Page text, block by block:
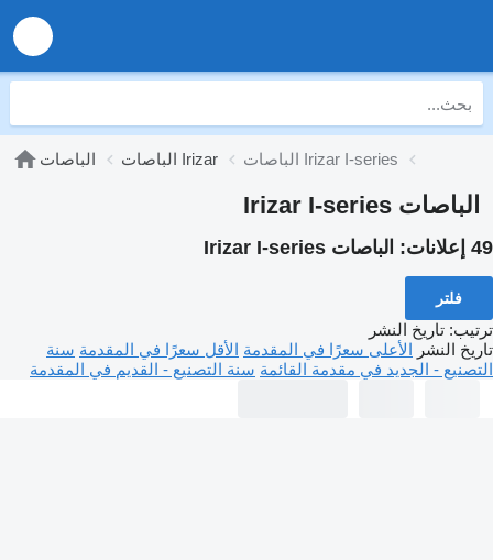
الباصات الباصات Irizar الباصات Irizar I-series
الباصات Irizar I-series
49 إعلانات: الباصات Irizar I-series
فلتر
ترتيب: تاريخ النشر
تاريخ النشر الأعلى سعرًا في المقدمة الأقل سعرًا في المقدمة سنة
التصنيع - الجديد في مقدمة القائمة سنة التصنيع - القديم في المقدمة